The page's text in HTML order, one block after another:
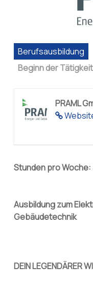
Berufsausbildung
Beginn der
PRAML
Stunden pro Woche:
Ausbildung zum
Gebäudetechnik
DEIN LEGENDÄRER